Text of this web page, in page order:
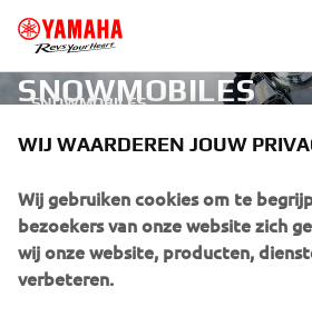
SNOWMOBILES
SNOWMOBILES
CORPORATE
VOOR BEDRIJVEN
WIJ WAARDEREN JOUW
Wij gebruiken cookies om te
bezoekers van onze website zich
wij onze website, producten,
verbeteren.